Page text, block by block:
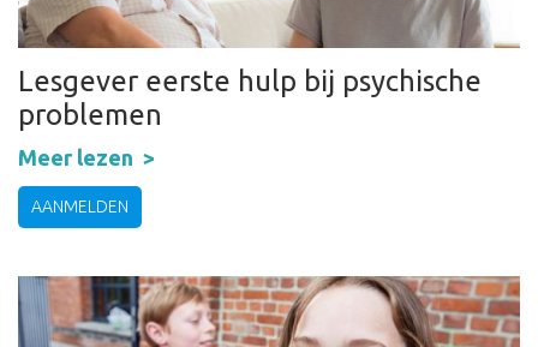
Lesgever eerste hulp bij psychische
problemen
Meer lezen
AANMELDEN